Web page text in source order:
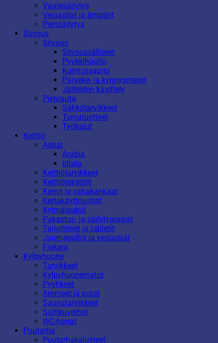
Vaatesäilytys
Vesiastiat ja ämpärit
Piensäilytys
Siivous
Siivous
Siivousvälineet
Pyykkihuolto
Kunnossapito
Parveke- ja kynnysmatot
Jätteiden käsittely
Pienrauta
Sähkötarvikkeet
Turvatuotteet
Työkalut
Keittiö
Astiat
Arabia
Iittala
Keittiötarvikkeet
Keittiötekstiilit
Kernit ja vahakankaat
Kertakäyttöastiat
Kylmälaukut
Pakastus- ja säilytysrasiat
Tarjottimet ja tabletit
Juomapullot ja vesiastiat
Fiskars
Kylpyhuone
Tarvikkeet
Kylpyhuonematot
Pyyhkeet
Ammeet ja potat
Saunatarvikkeet
Suihkuverhot
WC-harjat
Puutarha
Puutarhakalusteet